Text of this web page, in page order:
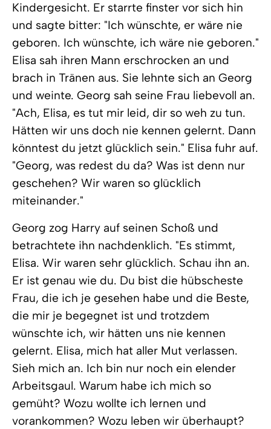
Kindergesicht. Er starrte finster vor sich hin
und sagte bitter: "Ich wünschte, er wäre nie
geboren. Ich wünschte, ich wäre nie geboren."
Elisa sah ihren Mann erschrocken an und
brach in Tränen aus. Sie lehnte sich an Georg
und weinte. Georg sah seine Frau liebevoll an.
"Ach, Elisa, es tut mir leid, dir so weh zu tun.
Hätten wir uns doch nie kennen gelernt. Dann
könntest du jetzt glücklich sein." Elisa fuhr auf.
"Georg, was redest du da? Was ist denn nur
geschehen? Wir waren so glücklich
miteinander."
Georg zog Harry auf seinen Schoß und
betrachtete ihn nachdenklich. "Es stimmt,
Elisa. Wir waren sehr glücklich. Schau ihn an.
Er ist genau wie du. Du bist die hübscheste
Frau, die ich je gesehen habe und die Beste,
die mir je begegnet ist und trotzdem
wünschte ich, wir hätten uns nie kennen
gelernt. Elisa, mich hat aller Mut verlassen.
Sieh mich an. Ich bin nur noch ein elender
Arbeitsgaul. Warum habe ich mich so
gemüht? Wozu wollte ich lernen und
vorankommen? Wozu leben wir überhaupt?